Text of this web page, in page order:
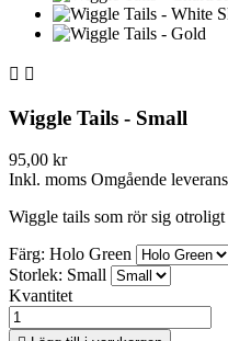
 
Wiggle Tails - Small
95,00 kr
Inkl. moms Omgående
Wiggle tails som rör sig
Färg: Holo Green
Storlek: Small
Kvantitet